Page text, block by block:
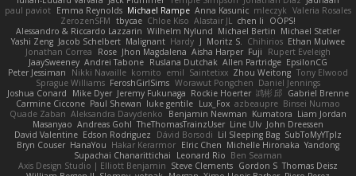
paul paviot Emma Reynolds Michael Rampe Anna Kasunic mleczyk Valeria Rosales
ZerozenSFM tbycae Chloe Kiso Alastair JL chen li
OOPS!
Alessandro & Riccardo Lazzarin Wilhelm Nylund Michael Bertin Michael Stetler
Yashi Zeng Jacob Schelbert Malignant Hardy J Moritz S. Chihirios Ethan Mulwee
Jonathan Correa
Rose Jhon Magdalena Aisha Harper Fuji
Rupert Eveleigh
JaaySweeney Andrei Tabone Ruslana Dutchak Allen Partridge EpsilonCG
Peter Jessiman
Nikki Navaille komito emil Saintetixx Zhou Weitong Tony Elwood
Sprague Williams FeroshGirlSims Worawut Pongchen Daniel Jennings
Joshua Conard
Mike Dyer Jeremy Fukunaga Rockie Hoerter 鸿彬 邱 Gabriel Brenne
Carmine Ciccone Paul Shewan luke gentile Lux_Fox azbeaupre Binsei Numao
Quade Zaban Aleksandra Davydenko Benjamin Newman Kumatora Liam Jordan
Masanyao Andreas Gohl TheThomasTrainzUser Line Ulv John Dreessen
David Valentine Edson Rodriguez Dávid Borsodi Lil Sleeping Bag SubToMyYTplz
Bryn Couser HanaYou Hakar Kerarmor Elric Chen Michelle Hironaka Yandong
Supachai Chanarittichai
Leonard Rio Ben Seaman
Axis Design Studio | Elliott Benjamin Steve Clements Gordon S Thomas Deisz